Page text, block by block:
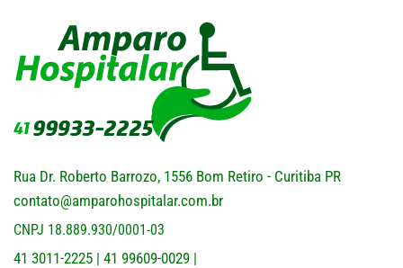
Rua Dr. Roberto Barrozo, 1556 Bom Retiro - Curitiba PR
contato@amparohospitalar.com.br
CNPJ 18.889.930/0001-03
41 3011-2225 | 41 99609-0029 |